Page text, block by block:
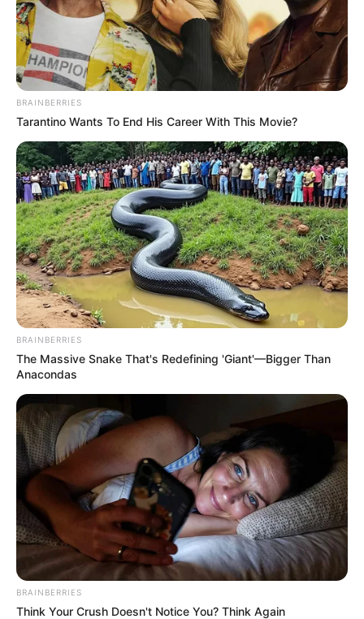
BRAINBERRIES
Tarantino Wants To End His Career With This Movie?
BRAINBERRIES
The Massive Snake That's Redefining 'Giant'—Bigger Than
Anacondas
BRAINBERRIES
Think Your Crush Doesn't Notice You? Think Again